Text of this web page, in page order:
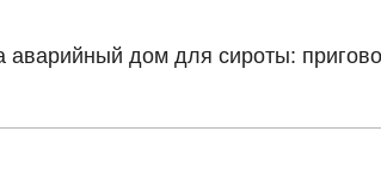
аварийный дом для сироты: